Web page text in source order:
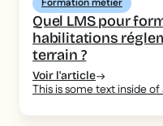
Formation métier
Quel LMS pour
habilitations
terrain ?
Voir l'article
This is some text inside